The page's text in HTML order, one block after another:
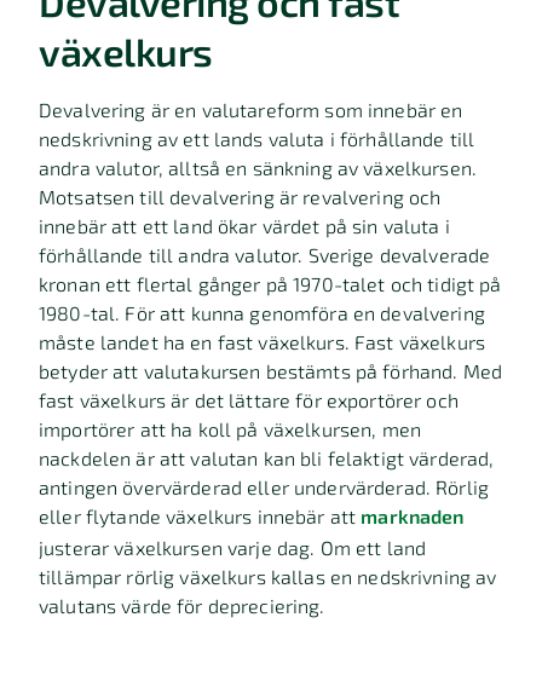
växelkurs
Devalvering är en valutareform som innebär en
nedskrivning av ett lands valuta i förhållande till
andra valutor, alltså en sänkning av växelkursen.
Motsatsen till devalvering är revalvering och
innebär att ett land ökar värdet på sin valuta i
förhållande till andra valutor. Sverige devalverade
kronan ett flertal gånger på 1970-talet och tidigt på
1980-tal. För att kunna genomföra en devalvering
måste landet ha en fast växelkurs. Fast växelkurs
betyder att valutakursen bestämts på förhand. Med
fast växelkurs är det lättare för exportörer och
importörer att ha koll på växelkursen, men
nackdelen är att valutan kan bli felaktigt värderad,
antingen övervärderad eller undervärderad. Rörlig
eller flytande växelkurs innebär att marknaden
justerar växelkursen varje dag. Om ett land
tillämpar rörlig växelkurs kallas en nedskrivning av
valutans värde för depreciering.